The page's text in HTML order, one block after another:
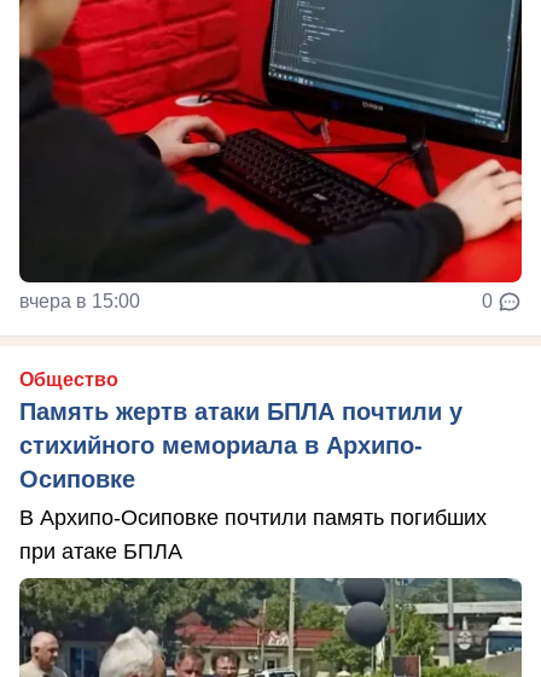
вчера в 15:00 0
Общество
Память жертв атаки БПЛА почтили у
стихийного мемориала в Архипо-
Осиповке
В Архипо-Осиповке почтили память погибших
при атаке БПЛА